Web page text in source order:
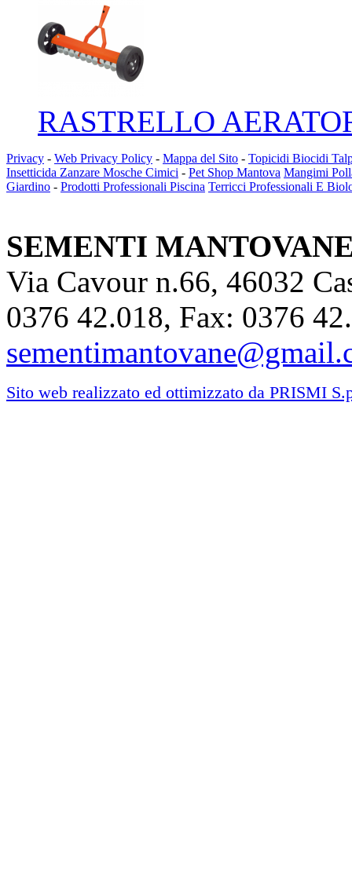
RASTRELLO
Privacy - Web Privacy Policy - Mappa del Sito - Topicidi Biocidi
Insetticida Zanzare Mosche Cimici - Pet Shop Mantova Mangimi
Giardino - Prodotti Professionali Piscina Terricci Professionali E
SEMENTI
Via Cavour n.66, 46032
0376 42.018, Fax: 0376
Sito web realizzato ed ottimizzato da PRISMI